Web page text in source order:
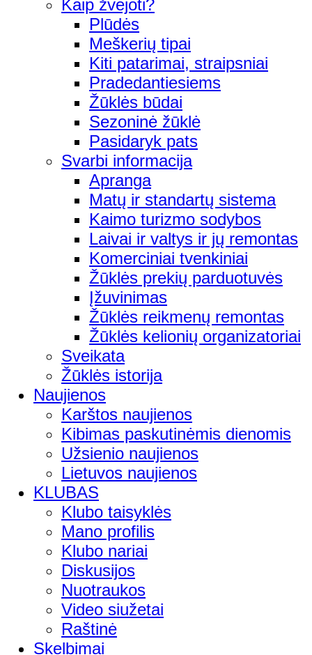
Kaip žvejoti?
Plūdės
Meškerių tipai
Kiti patarimai, straipsniai
Pradedantiesiems
Žūklės būdai
Sezoninė žūklė
Pasidaryk pats
Svarbi informacija
Apranga
Matų ir standartų sistema
Kaimo turizmo sodybos
Laivai ir valtys ir jų remontas
Komerciniai tvenkiniai
Žūklės prekių parduotuvės
Įžuvinimas
Žūklės reikmenų remontas
Žūklės kelionių organizatoriai
Sveikata
Žūklės istorija
Naujienos
Karštos naujienos
Kibimas paskutinėmis dienomis
Užsienio naujienos
Lietuvos naujienos
KLUBAS
Klubo taisyklės
Mano profilis
Klubo nariai
Diskusijos
Nuotraukos
Video siužetai
Raštinė
Skelbimai